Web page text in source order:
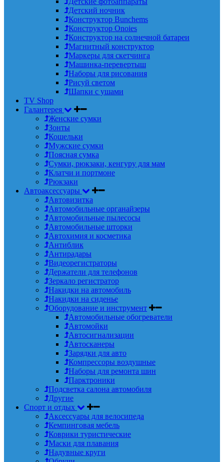
Детский ночник
Конструктор Bunchems
Конструктор Onoies
Конструктор на солнечной батареи
Магнитный конструктор
Маркеры для скетчинга
Машинка-перевертыш
Наборы для рисования
Рисуй светом
Шапки с ушами
TV Shop
Галантерея
Женские сумки
Зонты
Кошельки
Мужские сумки
Поясная сумка
Сумки, рюкзаки, кенгуру для мам
Клатчи и портмоне
Рюкзаки
Автоаксессуары
Автовизитка
Автомобильные органайзеры
Автомобильные пылесосы
Автомобильные шторки
Автохимия и косметика
Антиблик
Антирадары
Видеорегистраторы
Держатели для телефонов
Зеркало регистратор
Накидки на автомобиль
Накидки на сиденье
Оборудование и инструмент
Автомобильные обогреватели
Автомойки
Автосигнализации
Автосканеры
Зарядки для авто
Компрессоры воздушные
Наборы для ремонта шин
Парктроники
Подсветка салона автомобиля
Другие
Спорт и отдых
Аксессуары для велосипеда
Кемпинговая мебель
Коврики туристические
Маски для плавания
Надувные круги